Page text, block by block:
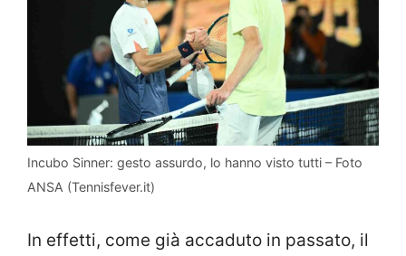
Incubo Sinner: gesto assurdo, lo hanno visto tutti – Foto
ANSA (Tennisfever.it)
In effetti, come già accaduto in passato, il